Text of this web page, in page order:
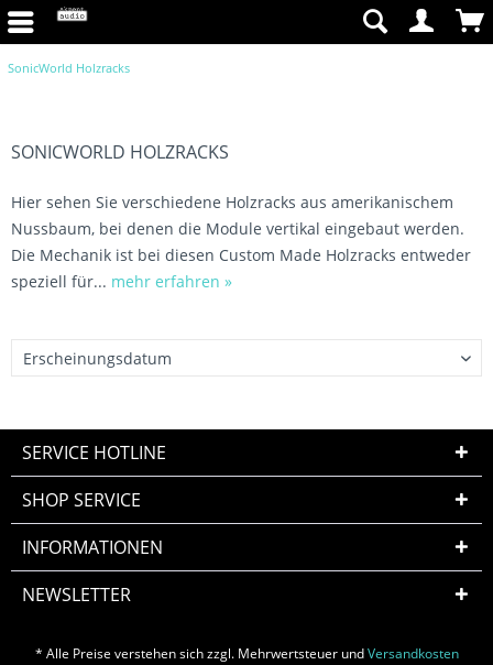
SonicWorld Holzracks
SONICWORLD HOLZRACKS
Hier sehen Sie verschiedene Holzracks aus amerikanischem
Nussbaum, bei denen die Module vertikal eingebaut werden.
Die Mechanik ist bei diesen Custom Made Holzracks entweder
speziell für... mehr erfahren »
SERVICE HOTLINE
SHOP SERVICE
INFORMATIONEN
NEWSLETTER
* Alle Preise verstehen sich zzgl. Mehrwertsteuer undVersandkosten